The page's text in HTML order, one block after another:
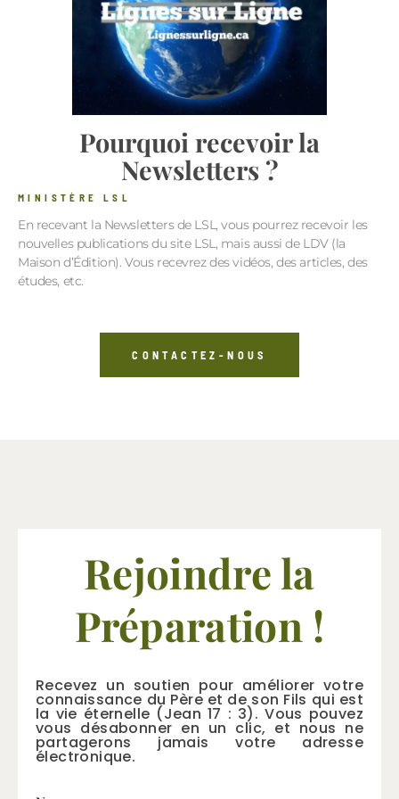
Pourquoi recevoir la
Newsletters ?
MINISTÈRE LSL
En recevant la Newsletters de LSL, vous pourrez recevoir les
nouvelles publications du site LSL, mais aussi de LDV (la
Maison d’Édition). Vous recevrez des vidéos, des articles, des
études, etc.
CONTACTEZ-NOUS
Rejoindre la
Préparation !
Recevez un soutien pour améliorer votre
connaissance du Père et de son Fils qui est
la vie éternelle (Jean 17 : 3). Vous pouvez
vous désabonner en un clic, et nous ne
partagerons jamais votre adresse
électronique.